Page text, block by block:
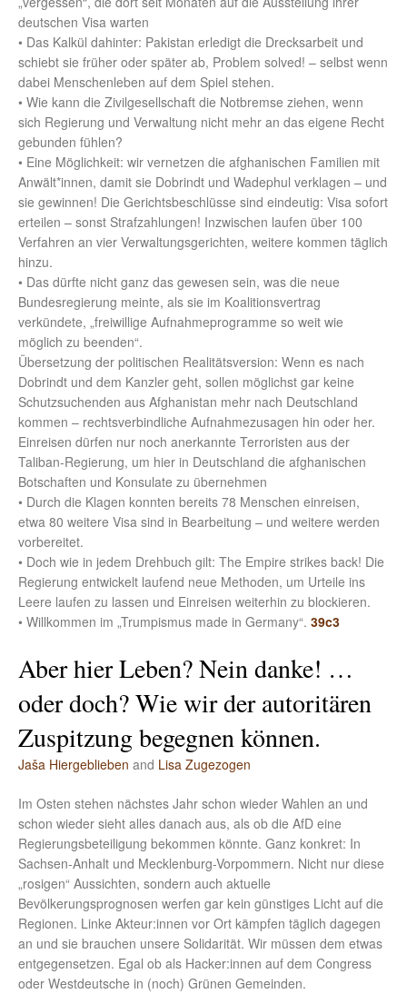
deutschen Visa warten
• Das Kalkül dahinter: Pakistan erledigt die Drecksarbeit und
schiebt sie früher oder später ab, Problem solved! – selbst wenn
dabei Menschenleben auf dem Spiel stehen.
• Wie kann die Zivilgesellschaft die Notbremse ziehen, wenn
sich Regierung und Verwaltung nicht mehr an das eigene Recht
gebunden fühlen?
• Eine Möglichkeit: wir vernetzen die afghanischen Familien mit
Anwält*innen, damit sie Dobrindt und Wadephul verklagen – und
sie gewinnen! Die Gerichtsbeschlüsse sind eindeutig: Visa sofort
erteilen – sonst Strafzahlungen! Inzwischen laufen über 100
Verfahren an vier Verwaltungsgerichten, weitere kommen täglich
hinzu.
• Das dürfte nicht ganz das gewesen sein, was die neue
Bundesregierung meinte, als sie im Koalitionsvertrag
verkündete, „freiwillige Aufnahmeprogramme so weit wie
möglich zu beenden“.
Übersetzung der politischen Realitätsversion: Wenn es nach
Dobrindt und dem Kanzler geht, sollen möglichst gar keine
Schutzsuchenden aus Afghanistan mehr nach Deutschland
kommen – rechtsverbindliche Aufnahmezusagen hin oder her.
Einreisen dürfen nur noch anerkannte Terroristen aus der
Taliban-Regierung, um hier in Deutschland die afghanischen
Botschaften und Konsulate zu übernehmen
• Durch die Klagen konnten bereits 78 Menschen einreisen,
etwa 80 weitere Visa sind in Bearbeitung – und weitere werden
vorbereitet.
• Doch wie in jedem Drehbuch gilt: The Empire strikes back! Die
Regierung entwickelt laufend neue Methoden, um Urteile ins
Leere laufen zu lassen und Einreisen weiterhin zu blockieren.
• Willkommen im „Trumpismus made in Germany“. 39c3
Aber hier Leben? Nein danke! …
oder doch? Wie wir der autoritären
Zuspitzung begegnen können.
Jaša Hiergeblieben and Lisa Zugezogen
Im Osten stehen nächstes Jahr schon wieder Wahlen an und
schon wieder sieht alles danach aus, als ob die AfD eine
Regierungsbeteiligung bekommen könnte. Ganz konkret: In
Sachsen-Anhalt und Mecklenburg-Vorpommern. Nicht nur diese
„rosigen“ Aussichten, sondern auch aktuelle
Bevölkerungsprognosen werfen gar kein günstiges Licht auf die
Regionen. Linke Akteur:innen vor Ort kämpfen täglich dagegen
an und sie brauchen unsere Solidarität. Wir müssen dem etwas
entgegensetzen. Egal ob als Hacker:innen auf dem Congress
oder Westdeutsche in (noch) Grünen Gemeinden.